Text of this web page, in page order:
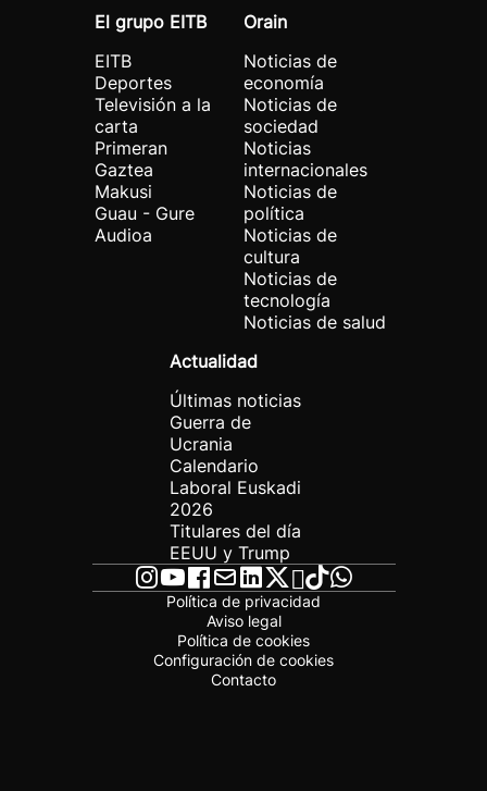
El grupo EITB
EITB
Deportes
Televisión a la
carta
Primeran
Gaztea
Makusi
Guau - Gure
Audioa
Orain
Noticias de
economía
Noticias de
sociedad
Noticias
internacionales
Noticias de
política
Noticias de
cultura
Noticias de
tecnología
Noticias de salud
Actualidad
Últimas noticias
Guerra de
Ucrania
Calendario
Laboral Euskadi
2026
Titulares del día
EEUU y Trump
Política de privacidad
Aviso legal
Política de cookies
Configuración de cookies
Contacto